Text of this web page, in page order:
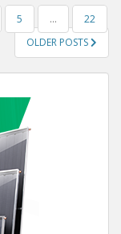
5 …
22
OLDER POSTS